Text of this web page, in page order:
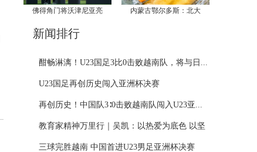
佛得角门将沃津尼亚亮 内蒙古鄂尔多斯：北大
新闻排行
酣畅淋漓！U23国足3比0击败越南队，将与日...
U23国足再创历史闯入亚洲杯决赛
再创历史！中国队3∶0击败越南队闯入U23亚...
教育家精神万里行｜吴凯：以热爱为底色 以坚
守...
三球完胜越南 中国首进U23男足亚洲杯决赛